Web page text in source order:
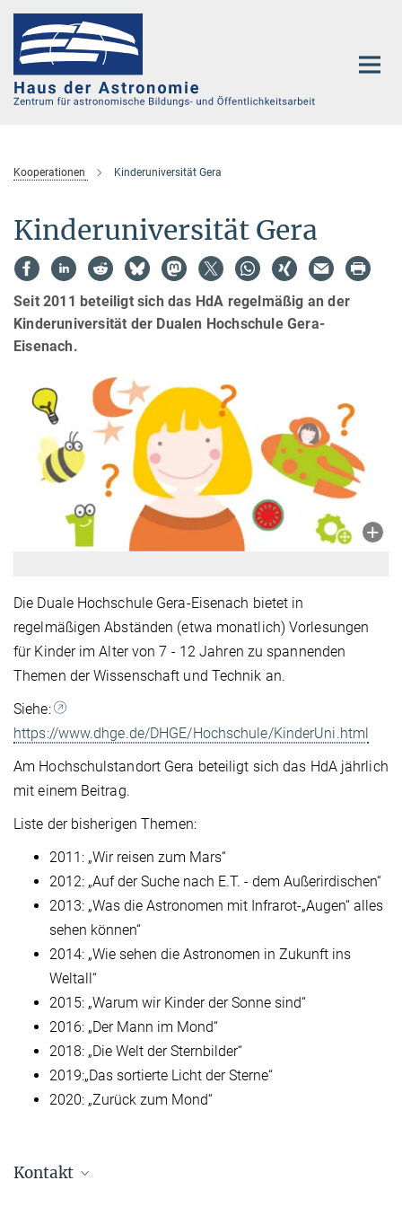
Hauptinhalt
Kooperationen Kinderuniversität Gera
Kinderuniversität Gera
Seit 2011 beteiligt sich das HdA regelmäßig an der
Kinderuniversität der Dualen Hochschule Gera-
Eisenach.
Die Duale Hochschule Gera-Eisenach bietet in
regelmäßigen Abständen (etwa monatlich) Vorlesungen
für Kinder im Alter von 7 - 12 Jahren zu spannenden
Themen der Wissenschaft und Technik an.
Siehe:
https://www.dhge.de/DHGE/Hochschule/KinderUni.html
Am Hochschulstandort Gera beteiligt sich das HdA jährlich
mit einem Beitrag.
Liste der bisherigen Themen:
2011: „Wir reisen zum Mars“
2012: „Auf der Suche nach E.T. - dem Außerirdischen“
2013: „Was die Astronomen mit Infrarot-„Augen“ alles
sehen können“
2014: „Wie sehen die Astronomen in Zukunft ins
Weltall“
2015: „Warum wir Kinder der Sonne sind“
2016: „Der Mann im Mond“
2018: „Die Welt der Sternbilder“
2019:„Das sortierte Licht der Sterne“
2020: „Zurück zum Mond“
Kontakt